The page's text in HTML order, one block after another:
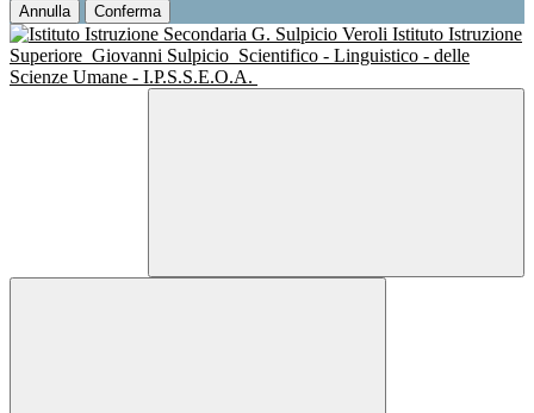
Annulla Conferma
Istituto Istruzione
Superiore Giovanni Sulpicio Scientifico - Linguistico - delle
Scienze Umane - I.P.S.S.E.O.A.